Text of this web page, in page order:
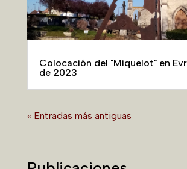
Colocación del "Miquelot" en
de 2023
« Entradas más antiguas